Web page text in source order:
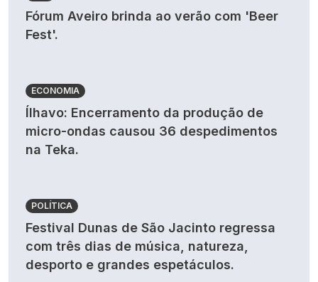
Fórum Aveiro brinda ao verão com 'Beer
Fest'.
ECONOMIA
Ílhavo: Encerramento da produção de
micro-ondas causou 36 despedimentos
na Teka.
POLÍTICA
Festival Dunas de São Jacinto regressa
com três dias de música, natureza,
desporto e grandes espetáculos.